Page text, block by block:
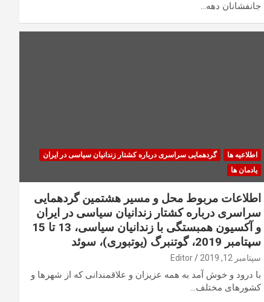
جانفشانان دهه…
اطلاعیه ها
گردهمایی سراسری درباره کشتار زندانیان سیاسی در ایران
یادمان ها
اطلاعات مربوط محل و مسیر هشتمین گردهمایی
سراسری درباره کشتار زندانیان سیاسی در ایران
و آکسیون همبستگی با زندانیان سیاسی، 13 تا 15
سپتامبر 2019، گوتنبرگ (یوتبوری)، سوئد
سپتامبر 12, 2019 Editor
با درود و خوش آمد به همه عزیزان و علاقمندانی که از شهرها و
کشورهای مختلف…